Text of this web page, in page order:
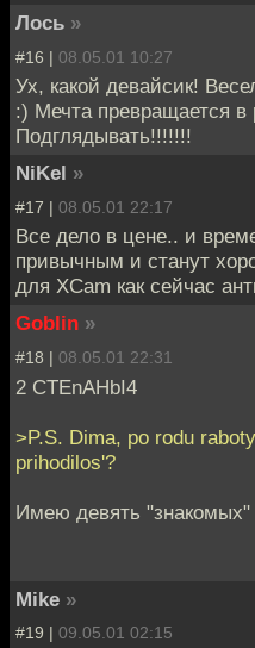
Лось »
#16 | 08.05.01 10:27
Ух, какой девайсик!
:) Мечта превращается в
Подглядывать!!!!!!!
NiKel »
#17 | 08.05.01 22:17
Все дело в цене.. и
привычным и станут
для XCam как сейчас
Goblin »
#18 | 08.05.01 22:31
2 CTEnAHbI4
>P.S. Dima, po rodu
prihodilos'?
Имею девять
Mike »
#19 | 09.05.01 02:15